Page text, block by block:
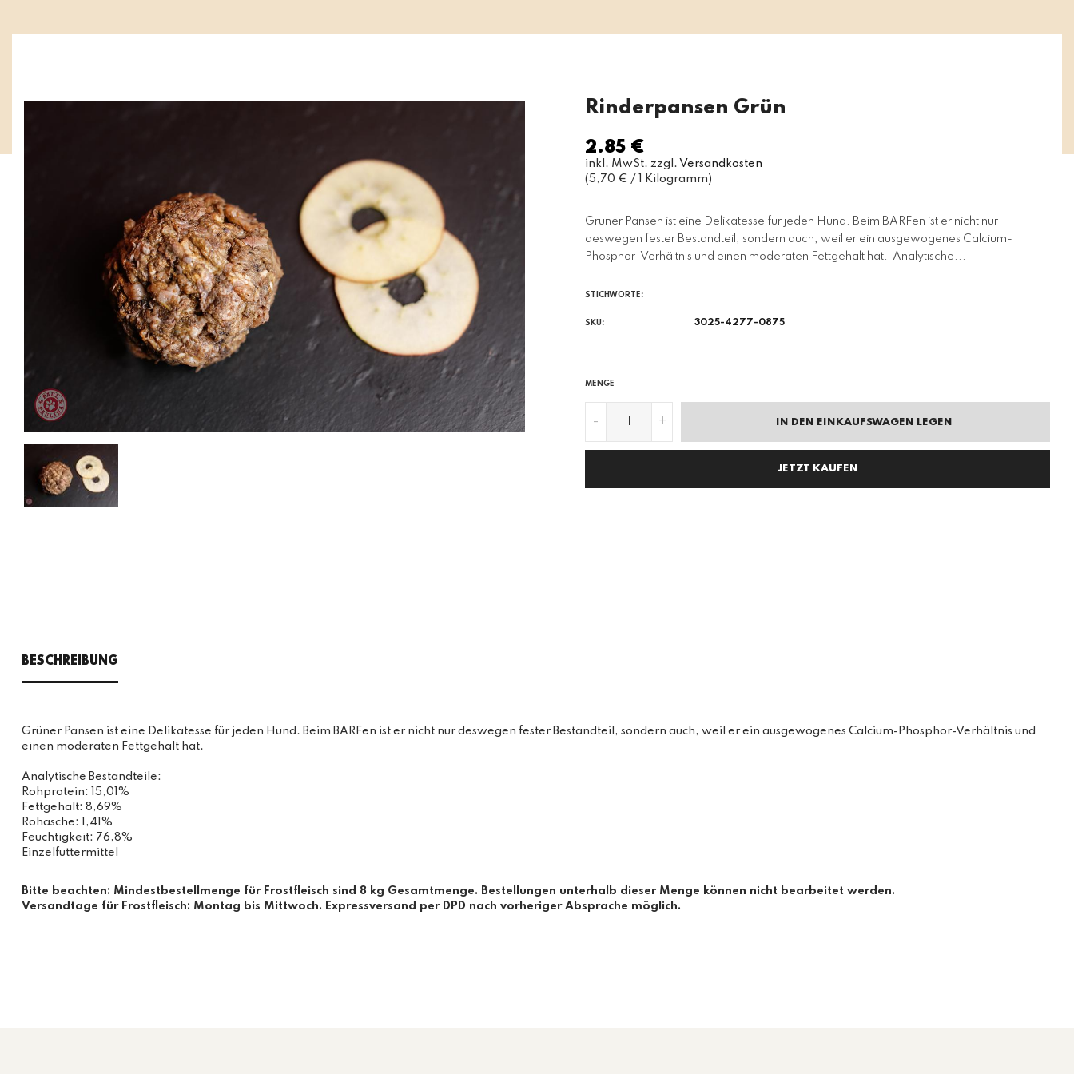
Rinderpansen Grün
Normaler
Preis
2.85 €
inkl. MwSt. zzgl. Versandkosten
(5,70 € / 1 Kilogramm)
Grüner Pansen ist eine Delikatesse für jeden Hund. Beim BARFen ist er nicht nur
deswegen fester Bestandteil, sondern auch, weil er ein ausgewogenes Calcium-
Phosphor-Verhältnis und einen moderaten Fettgehalt hat. Analytische...
STICHWORTE:
SKU: 3025-4277-0875
MENGE
- + IN DEN EINKAUFSWAGEN LEGEN
JETZT KAUFEN
BESCHREIBUNG
Grüner Pansen ist eine Delikatesse für jeden Hund. Beim BARFen ist er nicht nur deswegen fester Bestandteil, sondern auch, weil er ein ausgewogenes Calcium-Phosphor-Verhältnis und
einen moderaten Fettgehalt hat.
Analytische Bestandteile:
Rohprotein: 15,01%
Fettgehalt: 8,69%
Rohasche: 1,41%
Feuchtigkeit: 76,8%
Einzelfuttermittel
Bitte beachten: Mindestbestellmenge für Frostfleisch sind 8 kg Gesamtmenge. Bestellungen unterhalb dieser Menge können nicht bearbeitet werden.
Versandtage für Frostfleisch: Montag bis Mittwoch. Expressversand per DPD nach vorheriger Absprache möglich.